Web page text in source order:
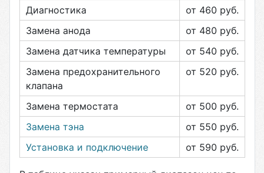
Диагностика от 460 руб.
Замена анода
от 480 руб.
Замена датчика температуры
от 540 руб.
Замена предохранительного
клапана
от 520 руб.
Замена термостата от 500 руб.
Замена тэна
от 550 руб.
Установка и подключение
от 590 руб.